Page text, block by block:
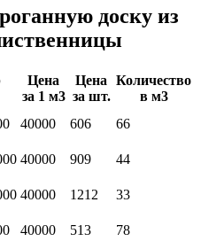
доску из
Цена
за 1 м3
Цена
за шт.
Количество
в м3
40000 606
66
40000 909
44
40000 1212
33
40000 513
78